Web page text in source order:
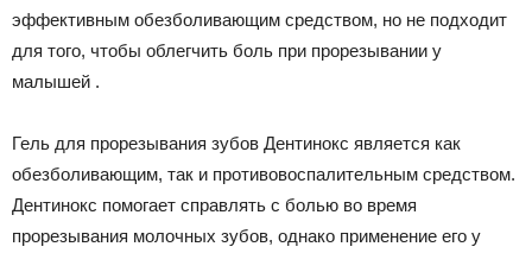
эффективным обезболивающим средством, но не подходит
для того, чтобы облегчить боль при прорезывании у
малышей .
Гель для прорезывания зубов Дентинокс является как
обезболивающим, так и противовоспалительным средством.
Дентинокс помогает справлять с болью во время
прорезывания молочных зубов, однако применение его у